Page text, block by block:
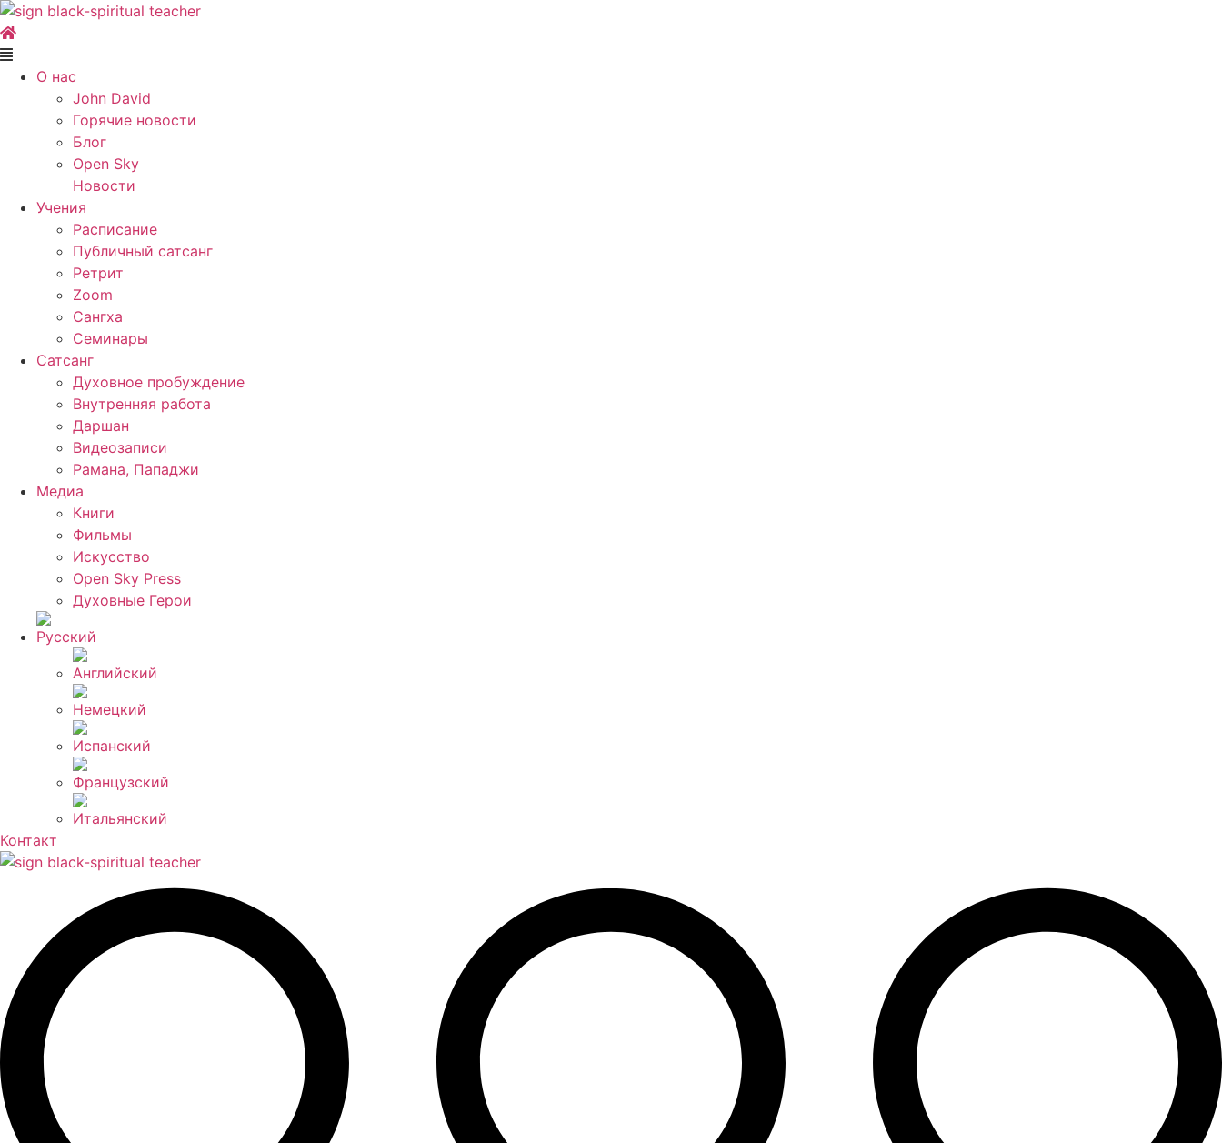
Skip
to
content
Main
Menu О нас
John David
Горячие новости
Блог
Open Sky
Новости
Учения
Расписание
Публичный сатсанг
Ретрит
Zoom
Сангха
Семинары
Сатсанг
Духовное пробуждение
Внутренняя работа
Даршан
Видеозаписи
Рамана, Пападжи
Медиа
Книги
Фильмы
Искусство
Open Sky Press
Духовные Герои
Контакт